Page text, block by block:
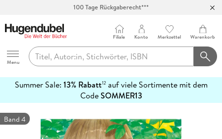
100 Tage Rückgaberecht***
Hugendubel
Menu
Filiale Konto Merkzettel Warenkorb
Summer Sale: 13% Rabatt12auf viele Sortimente mit dem
CodeSOMMER13
erfahren
Band 4